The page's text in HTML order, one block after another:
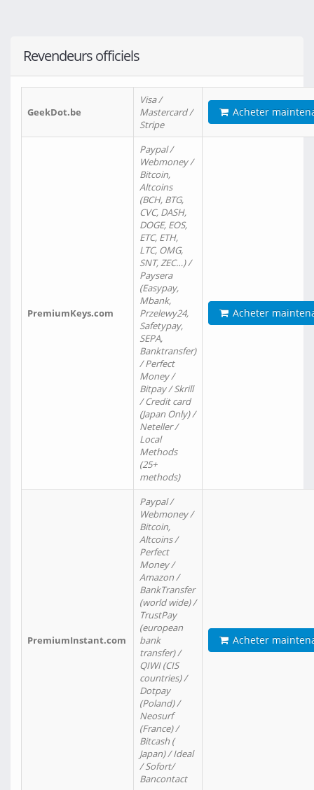
Revendeurs officiels
GeekDot.be
Visa /
Mastercard /
Stripe
Acheter
PremiumKeys.com
Paypal /
Webmoney /
Bitcoin,
Altcoins
(BCH, BTG,
CVC, DASH,
DOGE, EOS,
ETC, ETH,
LTC, OMG,
SNT, ZEC…) /
Paysera
(Easypay,
Mbank,
Przelewy24,
Safetypay,
SEPA,
Banktransfer)
/ Perfect
Money /
Bitpay / Skrill
/ Credit card
(Japan Only) /
Neteller /
Local
Methods
(25+
methods)
Acheter
PremiumInstant.com
Paypal /
Webmoney /
Bitcoin,
Altcoins /
Perfect
Money /
Amazon /
BankTransfer
(world wide) /
TrustPay
(european
bank
transfer) /
QIWI (CIS
countries) /
Dotpay
(Poland) /
Neosurf
(France) /
Bitcash (
Japan) / Ideal
/ Sofort/
Bancontact
Acheter